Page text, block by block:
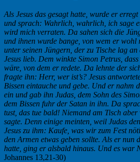
Als Jesus das gesagt hatte, wurde er
und sprach: Wahrlich, wahrlich, ich sage
wird mich verraten. Da sahen sich die
und ihnen wurde bange, von wem er wohl
unter seinen Jüngern, der zu Tische lag
Jesus lieb. Dem winkte Simon Petrus,
wäre, von dem er redete. Da lehnte der
fragte ihn: Herr, wer ist’s? Jesus
Bissen eintauche und gebe. Und er nahm
ein und gab ihn Judas, dem Sohn des
dem Bissen fuhr der Satan in ihn. Da
tust, das tue bald! Niemand am Tisch
sagte. Denn einige meinten, weil Judas
Jesus zu ihm: Kaufe, was wir zum Fest
den Armen etwas geben sollte. Als er nun
hatte, ging er alsbald hinaus. Und es war
Johannes 13,21-30)